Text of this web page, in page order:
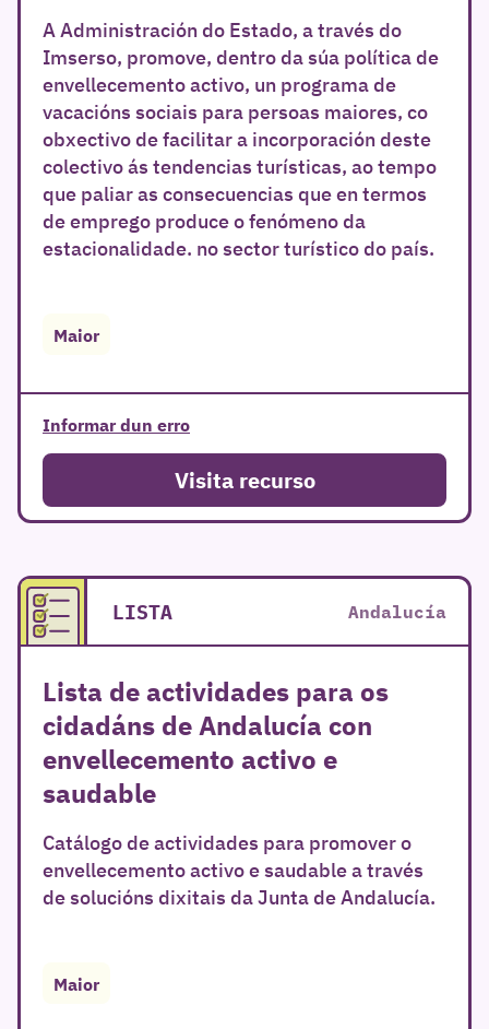
A Administración do Estado, a través do
Imserso, promove, dentro da súa política de
envellecemento activo, un programa de
vacacións sociais para persoas maiores, co
obxectivo de facilitar a incorporación deste
colectivo ás tendencias turísticas, ao tempo
que paliar as consecuencias que en termos
de emprego produce o fenómeno da
estacionalidade. no sector turístico do país.
Maior
Informar dun erro
Visita recurso
LISTA Andalucía
Lista de actividades para os
cidadáns de Andalucía con
envellecemento activo e
saudable
Catálogo de actividades para promover o
envellecemento activo e saudable a través
de solucións dixitais da Junta de Andalucía.
Maior